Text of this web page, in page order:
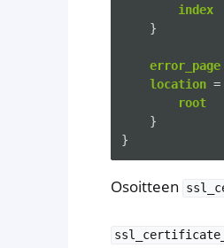
index
}
error_page
location =
root
}
}
Osoitteen